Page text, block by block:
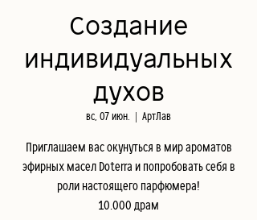
Создание
индивидуальных
духов
вс, 07 июн. АртЛав
Приглашаем вас окунуться в мир ароматов
эфирных масел Doterra и попробовать себя в
роли настоящего парфюмера!
10.000 драм